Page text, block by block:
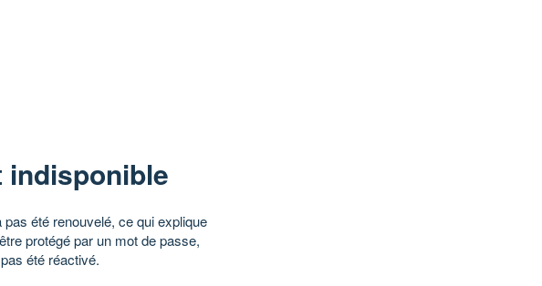
indisponible
pas été renouvelé, ce qui explique
protégé par un mot de passe,
été réactivé.